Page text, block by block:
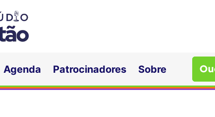
Agenda Patrocinadores Sobre